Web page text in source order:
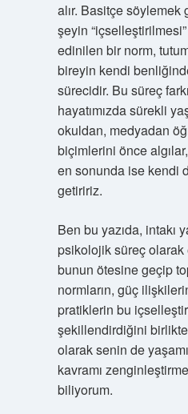
alır. Basitçe söylemek
şeyin
edinilen bir norm,
bireyin kendi
sürecidir. Bu süreç
hayatımızda sürekli
okuldan, medyadan
biçimlerini önce
en sonunda ise kendi
getiririz.
Ben bu yazıda, intakı
psikolojik süreç olarak
bunun ötesine geçip
normların, güç
pratiklerin bu
şekillendirdiğini
olarak senin de
kavramı
biliyorum.